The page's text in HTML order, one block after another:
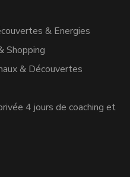
& Energies
Shopping
& Découvertes
4 jours de coaching et